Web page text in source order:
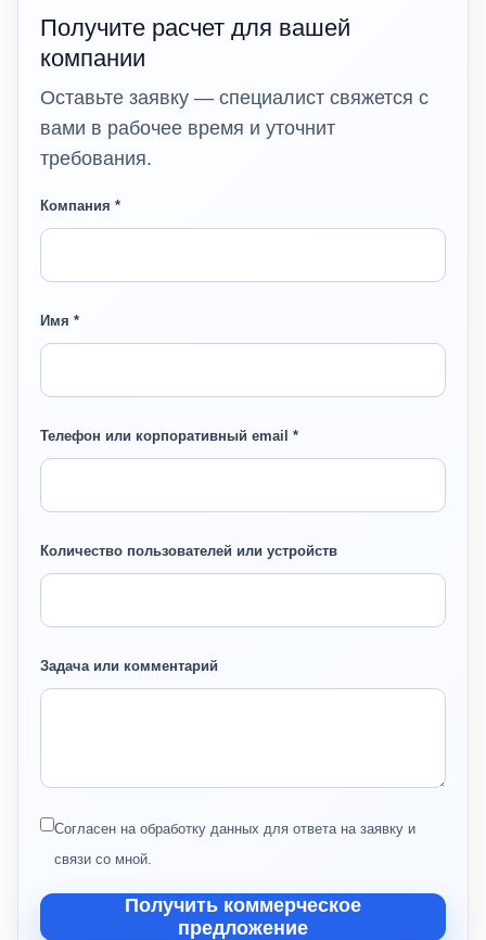
Получите расчет для вашей
компании
Оставьте заявку — специалист свяжется с
вами в рабочее время и уточнит
требования.
Компания *
Имя *
Телефон или корпоративный email *
Количество пользователей или устройств
Задача или комментарий
Согласен на обработку данных для ответа на заявку и
связи со мной.
Получить коммерческое
предложение